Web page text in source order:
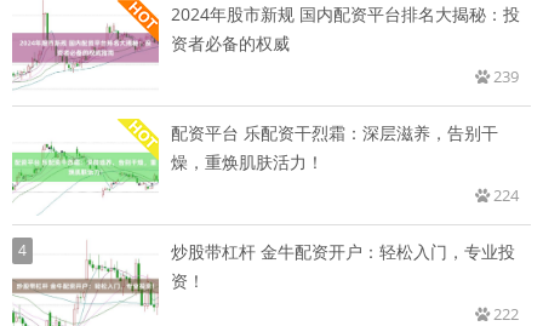
2024年股市新规 国内配资平台排名大揭秘：投
资者必备的权威
239
配资平台 乐配资干烈霜：深层滋养，告别干
燥，重焕肌肤活力！
224
4
炒股带杠杆 金牛配资开户：轻松入门，专业投
资！
222